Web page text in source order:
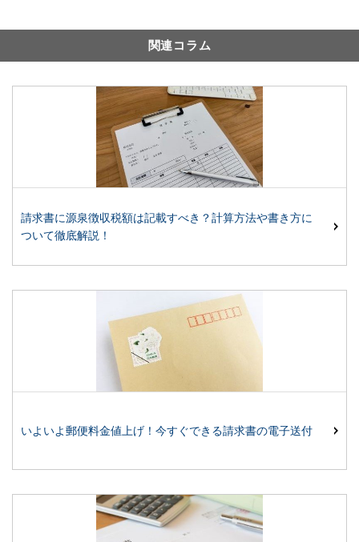
関連コラム
請求書に源泉徴収税額は記載すべき？計算方法や書き方に
ついて徹底解説！
いよいよ郵便料金値上げ！今すぐできる請求書の電子送付